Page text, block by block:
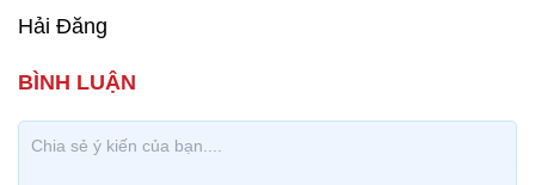
Hải Đăng